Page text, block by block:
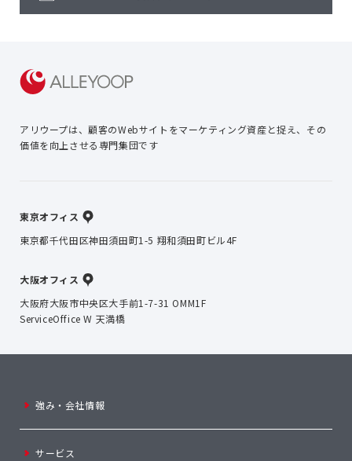
アリウープは、顧客のWebサイトをマーケティング資産と捉え、 その
価値を向上させる専門集団です
東京オフィス
東京都千代田区神田須田町1-5 翔和須田町ビル4F
大阪オフィス
大阪府大阪市中央区大手前1-7-31 OMM1F
ServiceOffice W 天満橋
強み・会社情報
サービス